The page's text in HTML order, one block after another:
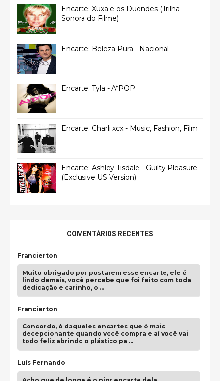
Encarte: Xuxa e os Duendes (Trilha
Sonora do Filme)
Encarte: Beleza Pura - Nacional
Encarte: Tyla - A*POP
Encarte: Charli xcx - Music, Fashion, Film
Encarte: Ashley Tisdale - Guilty Pleasure
(Exclusive US Version)
COMENTÁRIOS RECENTES
Francierton
Muito obrigado por postarem esse encarte, ele é
lindo demais, você percebe que foi feito com toda
dedicação e carinho, o …
Francierton
Concordo, é daqueles encartes que é mais
decepcionante quando você compra e aí você vai
todo feliz abrindo o plástico pa …
Luís Fernando